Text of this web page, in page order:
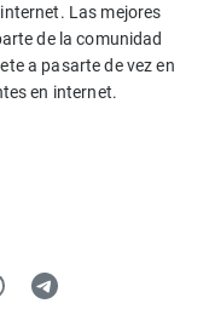
Las mejores
de la comunidad
a pasarte de vez en
en internet.